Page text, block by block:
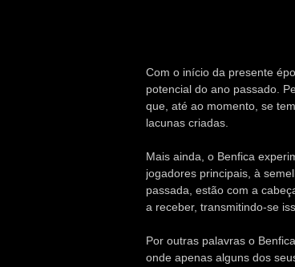
Com o início da presente
potencial do ano passado.
que, até ao momento, se
lacunas criadas.
Mais ainda, o Benfica
jogadores principais, à
passada, estão com a
a receber, transmitindo-se
Por outras palavras o
onde apenas alguns dos